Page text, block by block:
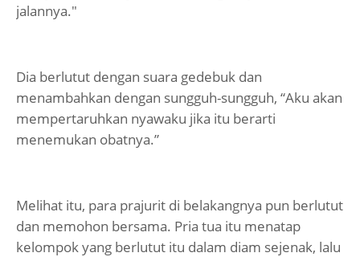
jalannya."
Dia berlutut dengan suara gedebuk dan
menambahkan dengan sungguh-sungguh, “Aku akan
mempertaruhkan nyawaku jika itu berarti
menemukan obatnya.”
Melihat itu, para prajurit di belakangnya pun berlutut
dan memohon bersama. Pria tua itu menatap
kelompok yang berlutut itu dalam diam sejenak, lalu